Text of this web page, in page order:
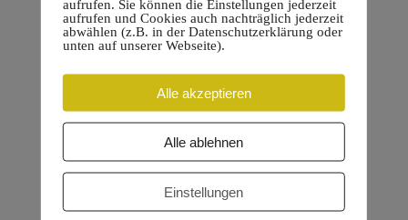
KATEGORIEN
aufrufen. Sie können die Einstellungen jederzeit
aufrufen und Cookies auch nachträglich jederzeit
abwählen (z.B. in der Datenschutzerklärung oder
unten auf unserer Webseite).
Alle akzeptieren
Alle ablehnen
Einstellungen